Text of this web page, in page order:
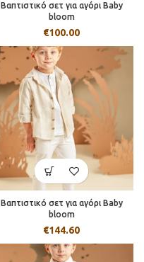
Βαπτιστικό σετ για αγόρι Baby
bloom
€100.00
Βαπτιστικό σετ για αγόρι Baby
bloom
€144.60